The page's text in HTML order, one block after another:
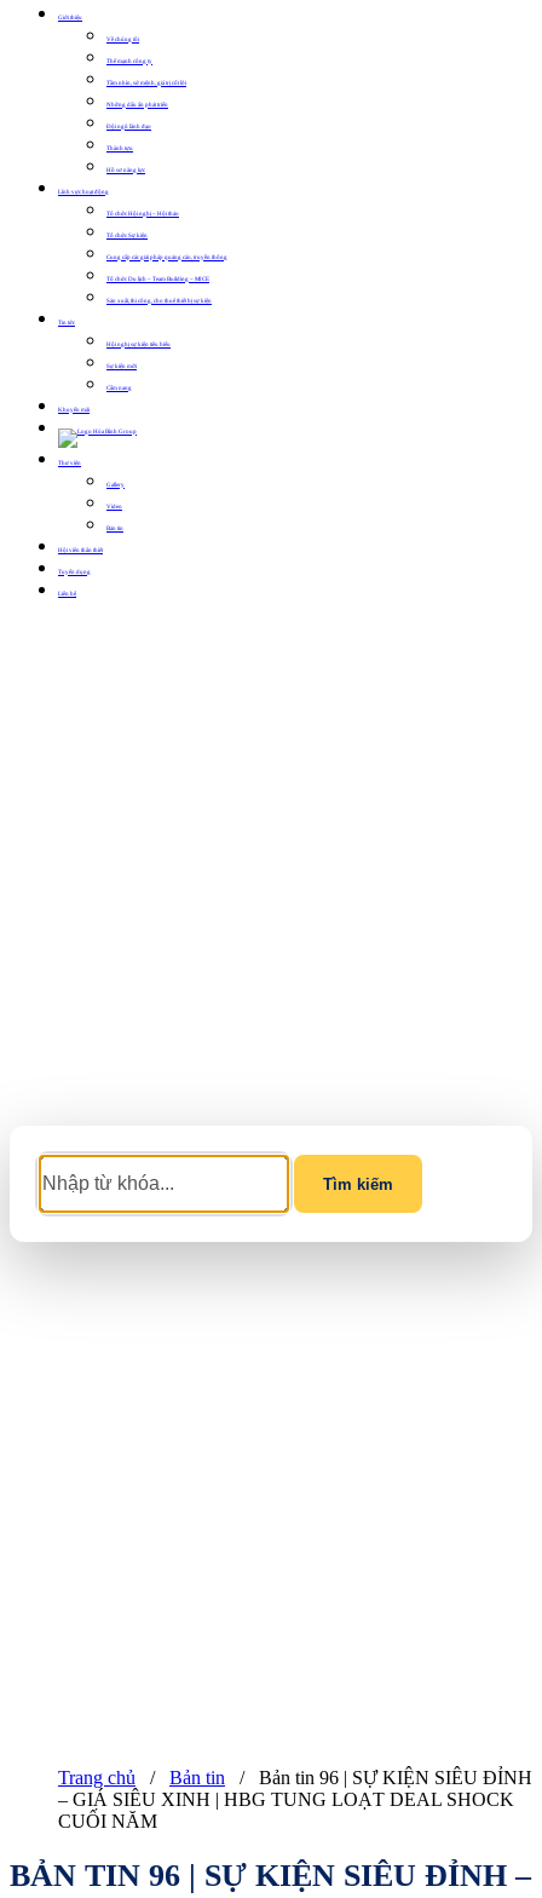
Giới thiệu
Về chúng tôi
Thế mạnh công ty
Tầm nhìn, sứ mệnh, giá trị cốt lõi
Những dấu ấn phát triển
Đội ngũ lãnh đạo
Thành tựu
Hồ sơ năng lực
Lĩnh vực hoạt động
Tổ chức Hội nghị – Hội thảo
Tổ chức Sự kiện
Cung cấp các giải pháp quảng cáo, truyền thông
Tổ chức Du lịch – Team Building – MICE
Sản xuất, thi công, cho thuê thiết bị sự kiện
Tin tức
Hội nghị sự kiện tiêu biểu
Sự kiện mới
Cẩm nang
Khuyến mãi
Thư viện
Gallery
Video
Bản tin
Hội viên thân thiết
Tuyển dụng
Liên hệ
Tìm kiếm
Trang chủ / Bản tin / Bản tin 96 | SỰ KIỆN SIÊU ĐỈNH
– GIÁ SIÊU XINH | HBG TUNG LOẠT DEAL SHOCK
CUỐI NĂM
BẢN TIN 96 | SỰ KIỆN SIÊU ĐỈNH –